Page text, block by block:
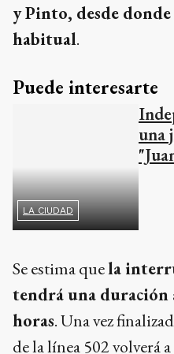
y Pinto, desde
habitual.
Puede interesarte
una
Se estima quela
tendrá una duración
horas. Una vez
de la línea 502 volverá
por su recorrido